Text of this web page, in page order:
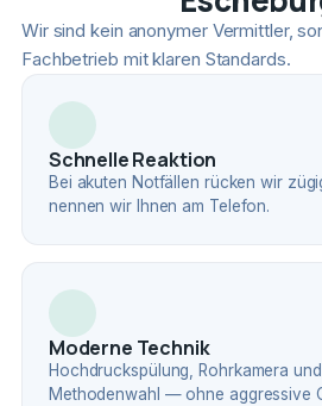
Wir sind kein anonymer Vermittler,
Fachbetrieb mit klaren Standards.
Schnelle Reaktion
Bei akuten Notfällen rücken wir
nennen wir Ihnen am Telefon.
Moderne Technik
Hochdruckspülung, Rohrkamera
Methodenwahl — ohne aggressive